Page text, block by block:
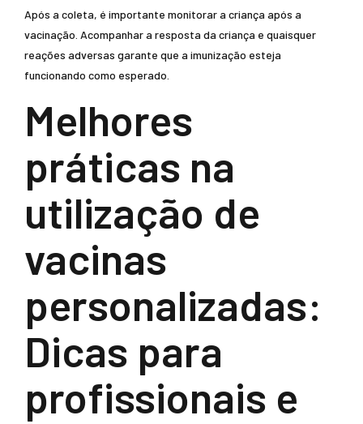
Após a coleta, é importante monitorar a criança após a
vacinação. Acompanhar a resposta da criança e quaisquer
reações adversas garante que a imunização esteja
funcionando como esperado.
Melhores
práticas na
utilização de
vacinas
personalizadas:
Dicas para
profissionais e